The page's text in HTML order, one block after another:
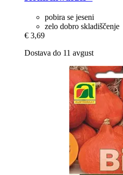
pobira se jeseni
zelo dobro skladiščenje
€ 3,69
Dostava do 11 avgust